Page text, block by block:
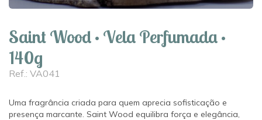
Saint Wood · Vela Perfumada ·
140g
Ref.: VA041
Uma fragrância criada para quem aprecia sofisticação e
presença marcante. Saint Wood equilibra força e elegância,